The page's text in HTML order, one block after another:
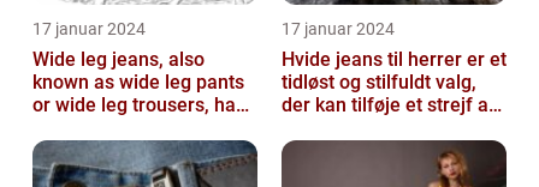
17 januar 2024
Wide leg jeans, also
known as wide leg pants
or wide leg trousers, have
fashion tre...
17 januar 2024
Hvide jeans til herrer er et
tidløst og stilfuldt valg,
der kan tilføje et strejf af